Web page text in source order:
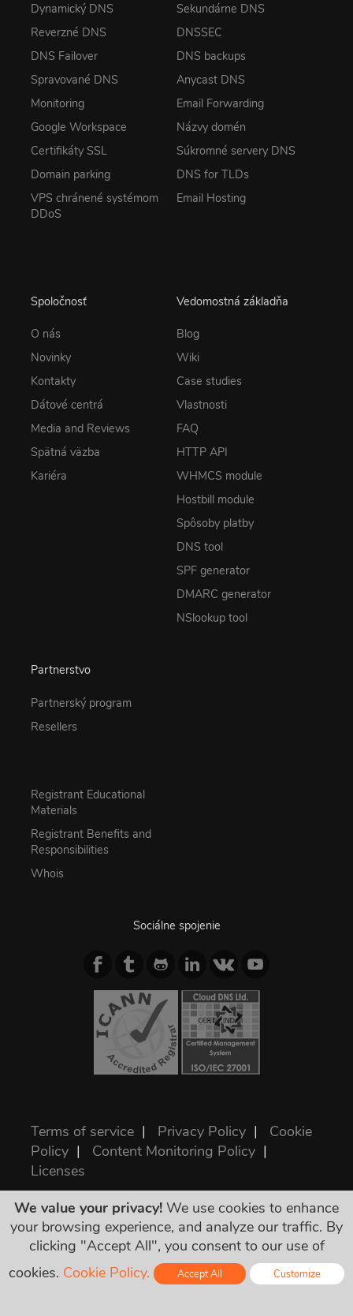
Dynamický DNS
Reverzné DNS
DNS Failover
Spravované DNS
Monitoring
Google Workspace
Certifikáty SSL
Domain parking
VPS chránené systémom
DDoS
Sekundárne DNS
DNSSEC
DNS backups
Anycast DNS
Email Forwarding
Názvy domén
Súkromné servery DNS
DNS for TLDs
Email Hosting
Spoločnosť
O nás
Novinky
Kontakty
Dátové centrá
Media and Reviews
Spätná väzba
Kariéra
Vedomostná základňa
Blog
Wiki
Case studies
Vlastnosti
FAQ
HTTP API
WHMCS module
Hostbill module
Spôsoby platby
DNS tool
SPF generator
DMARC generator
NSlookup tool
Partnerstvo
Partnerský program
Resellers
Registrant Educational
Materials
Registrant Benefits and
Responsibilities
Whois
Sociálne spojenie
Terms of service | Privacy Policy | Cookie
Policy | Content Monitoring Policy |
Licenses
©2026 ClouDNS
We value your privacy! We use cookies to enhance
your browsing experience, and analyze our traffic. By
clicking "Accept All", you consent to our use of
cookies. Cookie Policy. Accept All Customize